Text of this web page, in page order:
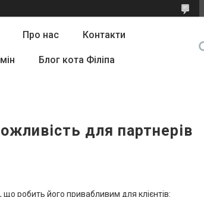
Про нас Контакти
Блог кота Філіпа
для партнерів
робить його привабливим для клієнтів: